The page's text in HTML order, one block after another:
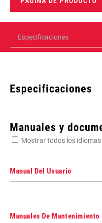
Especificaciones
Especificaciones
(BL)
Manuales y
Mostrar todos los
Manual Del Usuario
Manuales De Mantenimiento